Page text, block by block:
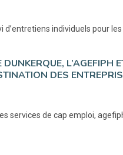
d’entretiens individuels pour
L’AGEFIPH
DES
services de cap emploi,